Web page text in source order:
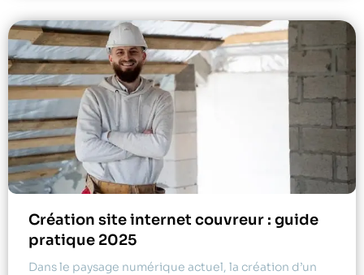
Création site internet couvreur : guide
pratique 2025
Dans le paysage numérique actuel, la création d’un